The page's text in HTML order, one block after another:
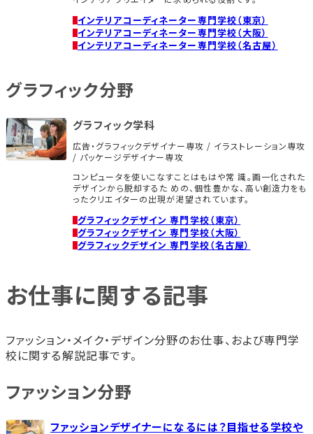
インテリアコーディネーター専門学校（東京）
インテリアコーディネーター専門学校（大阪）
インテリアコーディネーター専門学校（名古屋）
グラフィック分野
グラフィック学科
広告・グラフィックデザイナー専攻 / イラストレーション専攻
/ パッケージデザイナー専攻
コンピュータを使いこなすことはもはや常 識。画一化された
デザインから脱却するた めの、個性豊かな、高い創造力をも
ったクリエイターの出現が渇望されています。
グラフィックデザイン 専門学校（東京）
グラフィックデザイン 専門学校（大阪）
グラフィックデザイン 専門学校（名古屋）
お仕事に関する記事
ファッション・メイク・デザイン分野のお仕事、および専門学
校に関する解説記事です。
ファッション分野
ファッションデザイナーになるには？目指せる学校や